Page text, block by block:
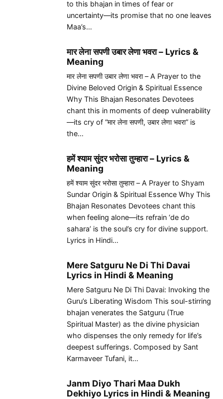
to this bhajan in times of fear or
uncertainty—its promise that no one leaves
Maa’s…
मार लेना सपणी उबार लेणा भवरा – Lyrics &
Meaning
मार लेना सपणी उबार लेणा भवरा – A Prayer to the
Divine Beloved Origin & Spiritual Essence
Why This Bhajan Resonates Devotees
chant this in moments of deep vulnerability
—its cry of “मार लेना सपणी, उबार लेणा भवरा” is
the…
हमें श्याम सुंदर भरोसा तुम्हारा – Lyrics &
Meaning
हमें श्याम सुंदर भरोसा तुम्हारा – A Prayer to Shyam
Sundar Origin & Spiritual Essence Why This
Bhajan Resonates Devotees chant this
when feeling alone—its refrain ‘de do
sahara’ is the soul’s cry for divine support.
Lyrics in Hindi…
Mere Satguru Ne Di Thi Davai
Lyrics in Hindi & Meaning
Mere Satguru Ne Di Thi Davai: Invoking the
Guru’s Liberating Wisdom This soul-stirring
bhajan venerates the Satguru (True
Spiritual Master) as the divine physician
who dispenses the only remedy for life’s
deepest sufferings. Composed by Sant
Karmaveer Tufani, it…
Janm Diyo Thari Maa Dukh
Dekhiyo Lyrics in Hindi & Meaning